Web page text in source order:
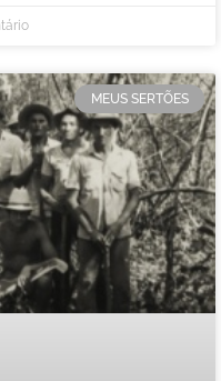
MEUS SERTÕES